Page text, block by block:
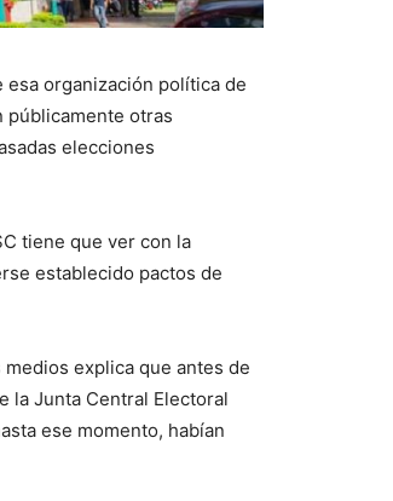
organización política de
públicamente otras
elecciones
tiene que ver con la
establecido pactos de
explica que antes de
la Junta Central Electoral
ese momento, habían